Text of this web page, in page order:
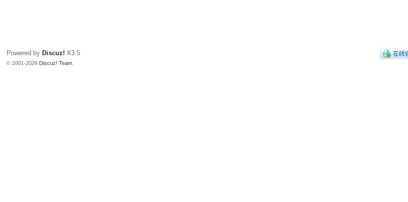
Powered by Discuz! X3.5
© 2001-2026 Discuz! Team